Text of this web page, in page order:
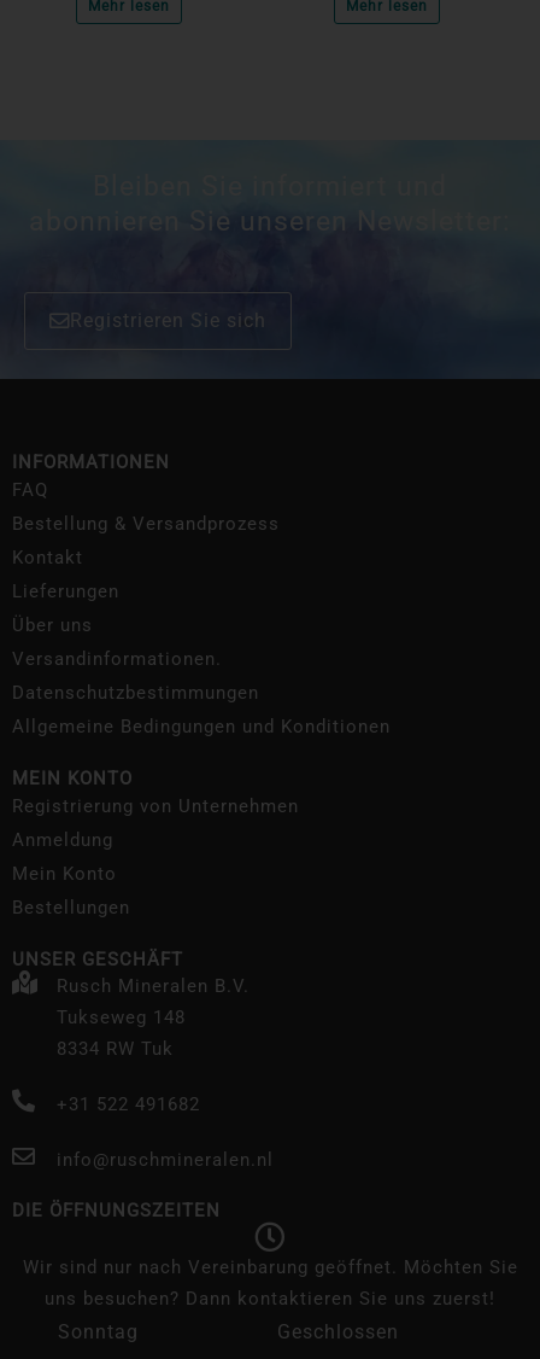
Mehr lesen Mehr lesen
abonnieren Sie unseren Newsletter:
Registrieren Sie sich
INFORMATIONEN
FAQ
Bestellung & Versandprozess
Kontakt
Lieferungen
Über uns
Versandinformationen.
Datenschutzbestimmungen
Allgemeine Bedingungen und Konditionen
MEIN KONTO
Registrierung von Unternehmen
Anmeldung
Mein Konto
Bestellungen
UNSER GESCHÄFT
Rusch Mineralen B.V.
Tukseweg 148
8334 RW Tuk
+31 522 491682
info@ruschmineralen.nl
DIE ÖFFNUNGSZEITEN
Wir sind nur nach Vereinbarung geöffnet. Möchten Sie
uns besuchen? Dann kontaktieren Sie uns zuerst!
Sonntag
Geschlossen